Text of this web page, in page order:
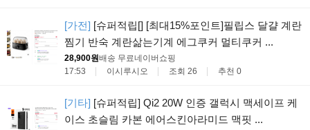
[가전] [슈퍼적립[] [최대15%포인트]필립스 달걀 계란
찜기 반숙 계란삶는기계 에그쿠커 멀티쿠커 ...
28,900원배송 무료네이버쇼핑
17:53
이시루시오 조회 26 추천 0
[기타] [슈퍼적립] Qi2 20W 인증 갤럭시 맥세이프 케
이스 초슬림 카본 에어스킨아라미드 맥핏 ...